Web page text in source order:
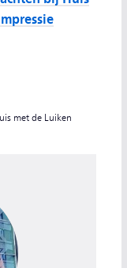
met de Luiken
Luuring,